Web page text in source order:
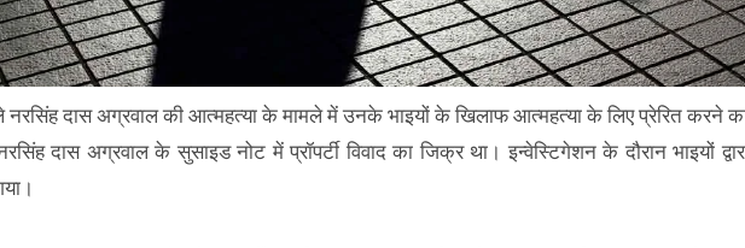
नरसिंह दास अग्रवाल की आत्महत्या के मामले में उनके भाइयों के खिलाफ आत्महत्या के लिए प्रेरित करने
दास अग्रवाल के सुसाइड नोट में प्रॉपर्टी विवाद का जिक्र था। इन्वेस्टिगेशन के दौरान भाइयों